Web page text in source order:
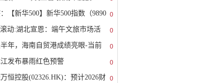
0
【新华500】新华500指数（9890
0
动:湖北宣恩：端午文旅市场活
0
年，海南自贸港成绩亮眼-当前
0
发布暴雨红色预警
0
恒控股(02326.HK)：预计2026财